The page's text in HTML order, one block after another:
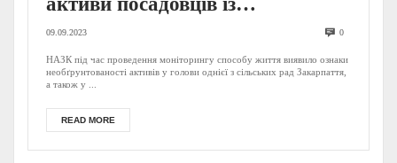
Закарпаття: судитимуть голову
сільради та сервісного центру
МВС
09.09.2023 0
НАЗК під час проведення моніторингу способу життя виявило ознаки
необґрунтованості активів у голови однієї з сільських рад Закарпаття,
а також у ...
READ MORE